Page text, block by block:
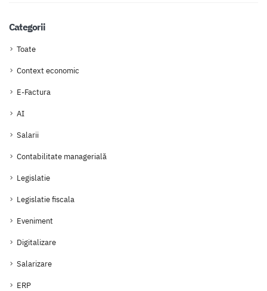
Categorii
Toate
Context economic
E-Factura
AI
Salarii
Contabilitate managerială
Legislatie
Legislatie fiscala
Eveniment
Digitalizare
Salarizare
ERP